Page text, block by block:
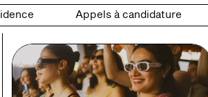
Appels à candidature